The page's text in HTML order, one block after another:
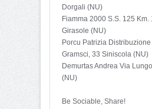
Dorgali (NU)
Fiamma 2000 S.S. 125 Km.
Girasole (NU)
Porcu Patrizia
Gramsci, 33 Siniscola (NU)
Demurtas Andrea Via
(NU)
Be Sociable, Share!